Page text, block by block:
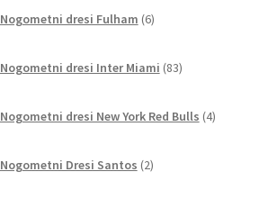
Nogometni dresi Fulham 6izdelkov
Nogometni dresi Inter Miami 83izdelkov
Nogometni dresi New York Red Bulls 4izdelki
Nogometni Dresi Santos 2izdelka